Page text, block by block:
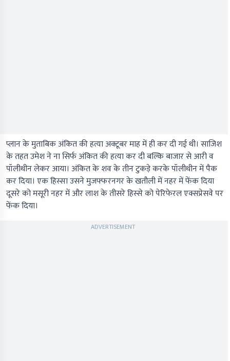
प्लान के मुताबिक अंकित की हत्या अक्टूबर माह में ही कर दी गई थी। साजिश
के तहत उमेश ने ना सिर्फ अंकित की हत्या कर दी बल्कि बाजार से आरी व
पॉलीथीन लेकर आया। अंकित के शव के तीन टुकड़े करके पॉलीथीन में पैक
कर दिया। एक हिस्सा उसने मुजफ्फरनगर के खतौली में नहर में फेंक दिया
दूसरे को मसूरी नहर में और लाश के तीसरे हिस्से को पेरिफेरल एक्सप्रेसवे पर
फेंक दिया।
ADVERTISEMENT